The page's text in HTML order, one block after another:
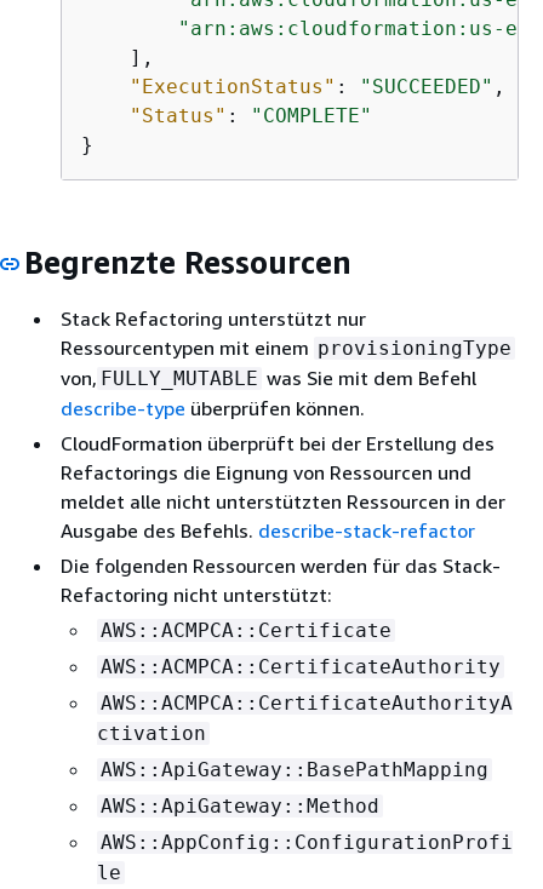
"arn:aws:cloudformation:us-
    ],
"ExecutionStatus" : "SUCCEEDED" ,
"Status" :
"COMPLETE"
}
Begrenzte Ressourcen
Stack Refactoring unterstützt nur
Ressourcentypen mit einem provisioningType
von, FULLY_MUTABLE was Sie mit dem Befehl
describe-type überprüfen können.
CloudFormation überprüft bei der Erstellung des
Refactorings die Eignung von Ressourcen und
meldet alle nicht unterstützten Ressourcen in der
Ausgabe des Befehls. describe-stack-refactor
Die folgenden Ressourcen werden für das Stack-
Refactoring nicht unterstützt:
AWS::ACMPCA::Certificate
AWS::ACMPCA::CertificateAuthority
AWS::ACMPCA::CertificateAuthorityA
ctivation
AWS::ApiGateway::BasePathMapping
AWS::ApiGateway::Method
AWS::AppConfig::ConfigurationProfi
le